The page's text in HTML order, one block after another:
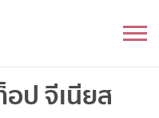
อป จีเนียส